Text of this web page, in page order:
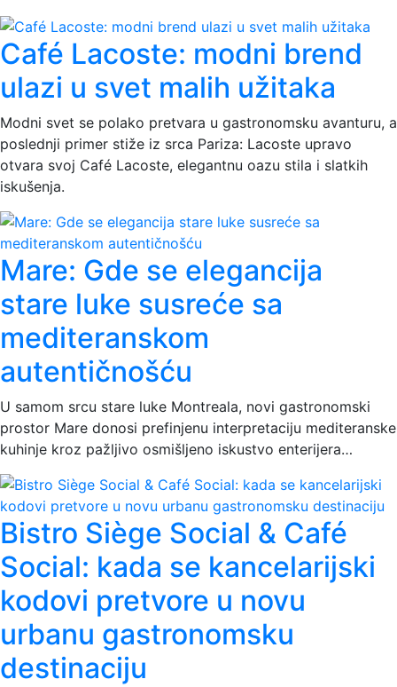
Café Lacoste: modni brend
ulazi u svet malih užitaka
Modni svet se polako pretvara u gastronomsku avanturu, a
poslednji primer stiže iz srca Pariza: Lacoste upravo
otvara svoj Café Lacoste, elegantnu oazu stila i slatkih
iskušenja.
Mare: Gde se elegancija
stare luke susreće sa
mediteranskom
autentičnošću
U samom srcu stare luke Montreala, novi gastronomski
prostor Mare donosi prefinjenu interpretaciju mediteranske
kuhinje kroz pažljivo osmišljeno iskustvo enterijera…
Bistro Siège Social & Café
Social: kada se kancelarijski
kodovi pretvore u novu
urbanu gastronomsku
destinaciju